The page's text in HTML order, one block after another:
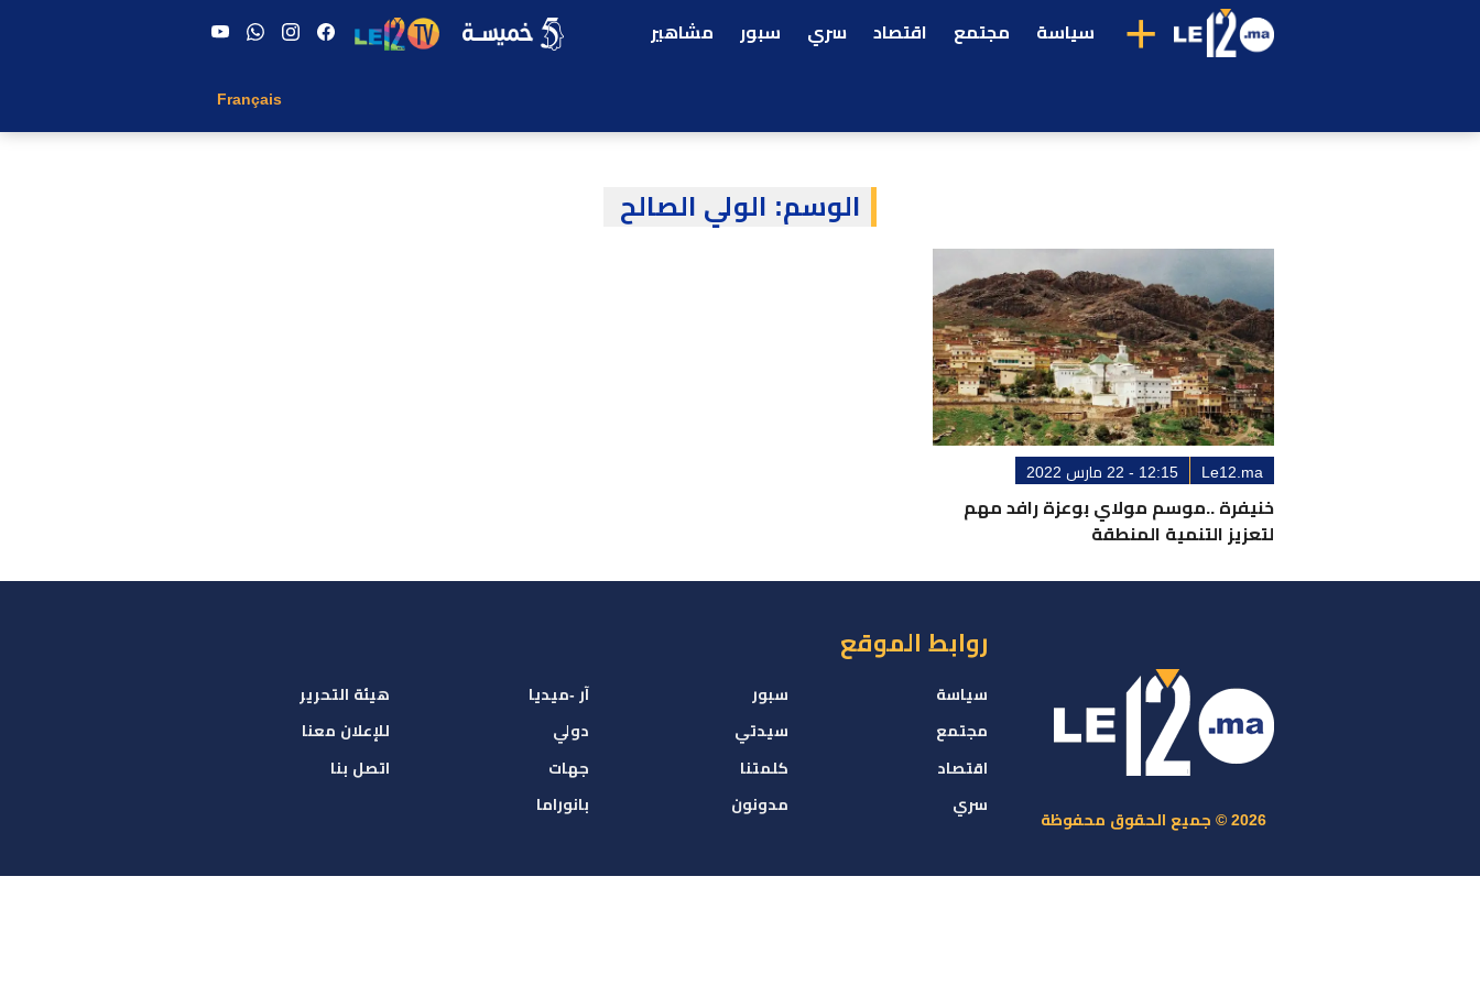
+ سياسة مجتمع اقتصاد سري سبور مشاهير
Français
الوسم: الولي الصالح
Le12.ma 12:15 - 22 مارس 2022
خنيفرة ..موسم مولاي بوعزة رافد مهم
لتعزيز التنمية المنطقة
2026 © جميع الحقوق محفوظة
روابط الموقع
سياسة
مجتمع
اقتصاد
سري
سبور
سيدتي
كلمتنا
مدونون
آر -ميديا
دولي
جهات
بانوراما
هيئة التحرير
للإعلان معنا
اتصل بنا